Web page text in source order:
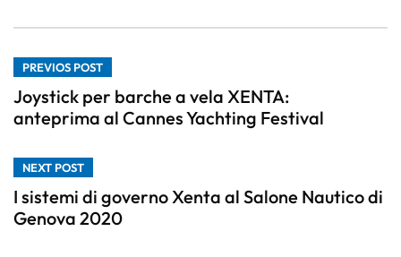
PREVIOS POST
Joystick per barche a vela XENTA:
anteprima al Cannes Yachting Festival
NEXT POST
I sistemi di governo Xenta al Salone Nautico di
Genova 2020